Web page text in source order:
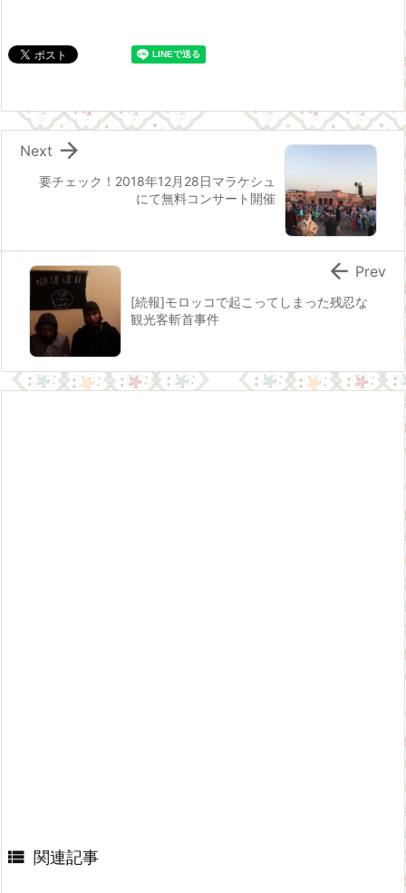
要チェック！2018年12月28日マラケシュ
にて無料コンサート開催

Next
[続報]モロッコで起こってしまった残忍な
観光客斬首事件
 Prev
 関連記事